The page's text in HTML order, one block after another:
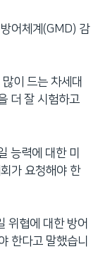
어체계(GMD) 감
이 드는 차세대
더 잘 시험하고
능력에 대한 미
가 요청해야 한
위협에 대한 방어
한다고 말했습니